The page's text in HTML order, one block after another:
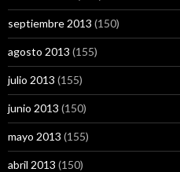
septiembre 2013 (150)
agosto 2013 (155)
julio 2013 (155)
junio 2013 (150)
mayo 2013 (155)
abril 2013 (150)